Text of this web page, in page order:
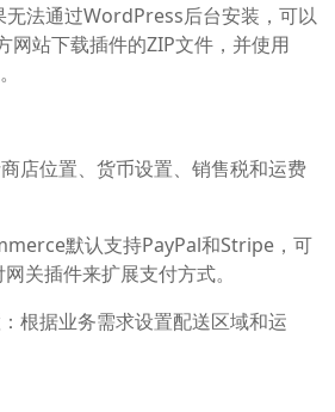
无法通过WordPress后台安装，可以
站下载插件的ZIP文件，并使用
店位置、货币设置、销售税和运费
默认支持PayPal和Stripe，可
关插件来扩展支付方式。
根据业务需求设置配送区域和运